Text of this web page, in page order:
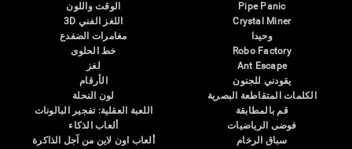
Pipe Panic
Crystal Miner
وحيدا
Robo Factory
Ant Escape
يقودني للجنون
الكلمات المتقاطعة البصرية
قم بالمطابقة
فوضى الرياضيات
سباق الرخام
الوقت واللون
اللغز الفني 3D
مغامرات الضفدع
خط الحلوى
لغز
الأرقام
لون النحلة
اللعبة العقلية: تفجير البالونات
ألعاب الذكاء
ألعاب اون لاين من آجل الذاكرة